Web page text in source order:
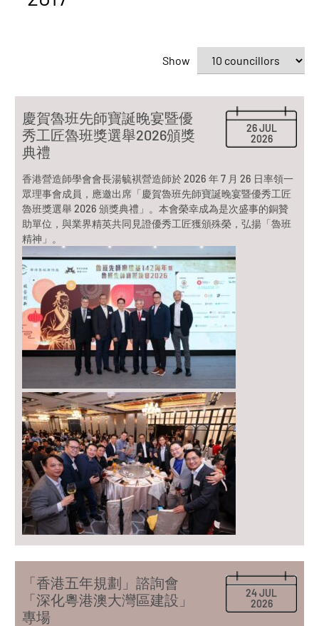
Show
26 JUL
2026
慶賀魯班先師寶誕晚宴暨優
秀工匠魯班獎選舉2026頒獎
典禮
香港營造師學會會長湯毓褀營造師於 2026 年 7 月 26 日率領一
眾理事會成員，應邀出席「慶賀魯班先師寶誕晚宴暨優秀工匠
魯班獎選舉 2026 頒獎典禮」。本會榮幸成為是次盛事的銅贊
助單位，與業界精英共同見證優秀工匠獲頒殊榮，弘揚「魯班
精神」。
24 JUL
2026
「香港五年規劃」諮詢會
「深化粵港澳大灣區建設」
專場